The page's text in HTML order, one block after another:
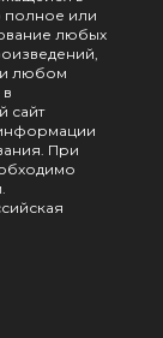
полное или
любых
любом
сайт
При